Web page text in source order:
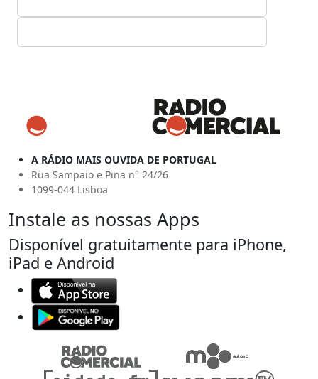
A RÁDIO MAIS OUVIDA DE PORTUGAL
Rua Sampaio e Pina n° 24/26
1099-044 Lisboa
Instale as nossas Apps
Disponível gratuitamente para iPhone,
iPad e Android